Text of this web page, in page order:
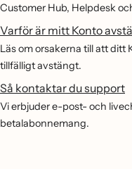
Customer Hub, Helpdesk
Varför är mitt Konto
Läs om orsakerna till att ditt
tillfälligt avstängt.
Så kontaktar du support
Vi erbjuder e-post- och
betalabonnemang.